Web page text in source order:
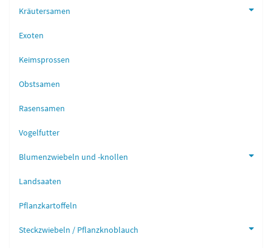
Kräutersamen
Exoten
Keimsprossen
Obstsamen
Rasensamen
Vogelfutter
Blumenzwiebeln und -knollen
Landsaaten
Pflanzkartoffeln
Steckzwiebeln / Pflanzknoblauch